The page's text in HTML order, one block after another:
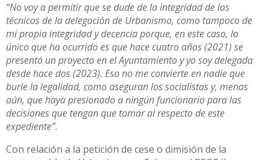
“No voy a permitir que se dude de la integridad de los
técnicos de la delegación de Urbanismo, como tampoco de
mi propia integridad y decencia porque, en este caso, lo
único que ha ocurrido es que hace cuatro años (2021) se
presentó un proyecto en el Ayuntamiento y yo soy delegada
desde hace dos (2023). Eso no me convierte en nadie que
burle la legalidad, como aseguran los socialistas y, menos
aún, que haya presionado a ningún funcionario para las
decisiones que tengan que tomar al respecto de este
expediente”.
Con relación a la petición de cese o dimisión de la